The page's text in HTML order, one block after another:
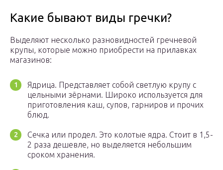
Какие бывают виды гречки?
Выделяют несколько разновидностей гречневой
крупы, которые можно приобрести на прилавках
магазинов:
Ядрица. Представляет собой светлую крупу с
цельными зёрнами. Широко используется для
приготовления каш, супов, гарниров и прочих
блюд.
Сечка или продел. Это колотые ядра. Стоит в 1,5-
2 раза дешевле, но выделяется небольшим
сроком хранения.